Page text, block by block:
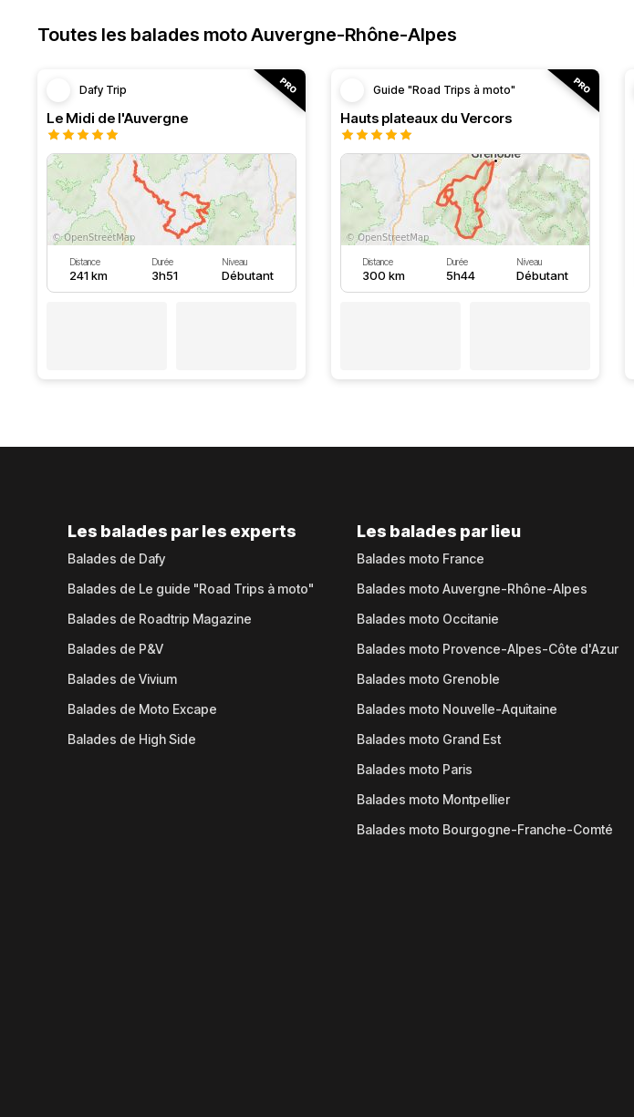
Toutes les balades moto Auvergne-Rhône-Alpes
Dafy Trip
Le Midi de l'Auvergne
Distance
241 km
Durée
3h51
Niveau
Débutant
Guide "Road Trips à moto"
Hauts plateaux du Vercors
Distance
300 km
Durée
5h44
Niveau
Débutant
Les balades par les experts
Balades de Dafy
Balades de Le guide "Road Trips à moto"
Balades de Roadtrip Magazine
Balades de P&V
Balades de Vivium
Balades de Moto Excape
Balades de High Side
Les balades par lieu
Balades moto France
Balades moto Auvergne-Rhône-Alpes
Balades moto Occitanie
Balades moto Provence-Alpes-Côte d'Azur
Balades moto Grenoble
Balades moto Nouvelle-Aquitaine
Balades moto Grand Est
Balades moto Paris
Balades moto Montpellier
Balades moto Bourgogne-Franche-Comté